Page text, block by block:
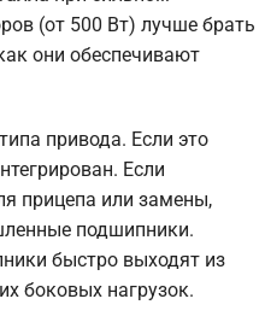
(от 500 Вт) лучше брать
они обеспечивают
привода. Если это
Если
прицепа или замены,
подшипники.
быстро выходят из
боковых нагрузок.